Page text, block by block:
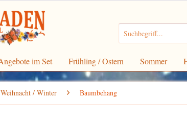
im Set Frühling / Ostern Sommer
Weihnacht / Winter Baumbehang